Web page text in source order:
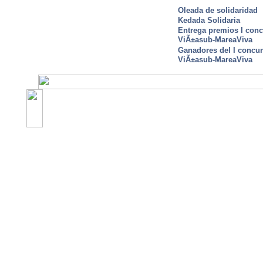
Oleada de solidaridad
Kedada Solidaria
Entrega premios I
ViÃ±asub-MareaViva
Ganadores del I
ViÃ±asub-MareaViva